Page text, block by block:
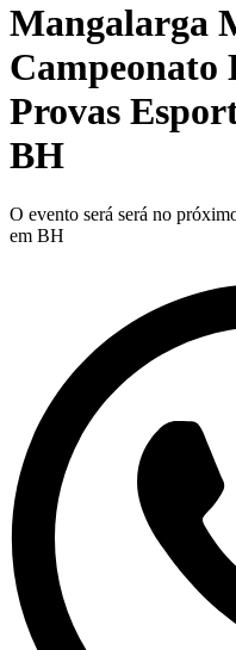
Mangalarga
Campeonato
Provas
BH
O evento será será no
em BH